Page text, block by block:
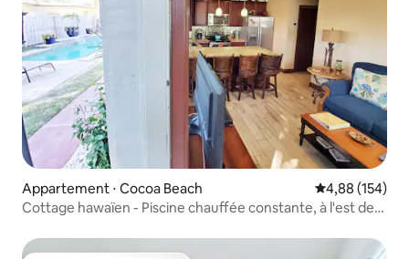
Appartement ⋅ Cocoa Beach Évaluation
4,88 (154)
Cottage hawaïen - Piscine chauffée constante, à l'est de